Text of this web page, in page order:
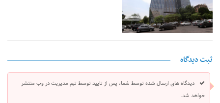
ثبت دیدگاه
دیدگاه های ارسال شده توسط شما، پس از تایید توسط تیم مدیریت در وب منتشر
خواهد شد.